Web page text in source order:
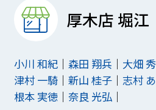
厚木店 堀
小川 和紀 森田 翔兵 大畑
津村 一騎
新山 桂子 志村
根本 実徳
奈良 光弘